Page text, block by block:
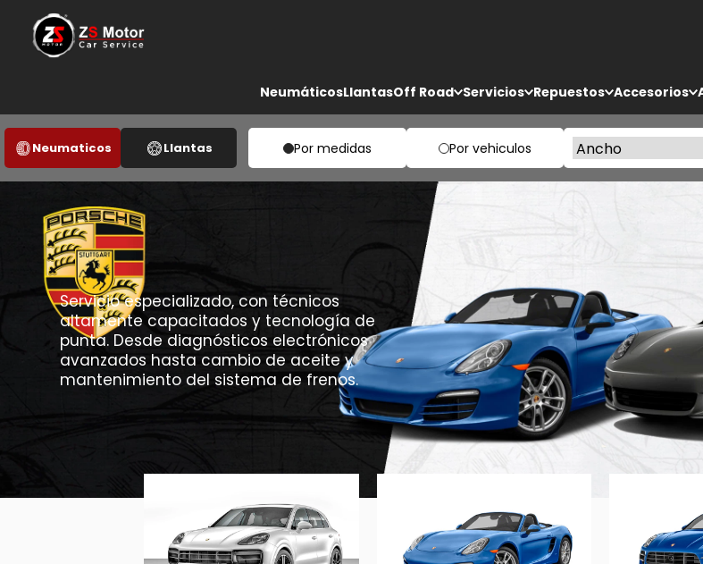
NeumáticosLlantasOff Road Servicios Repuestos Accesorios
Neumaticos Llantas Por medidas Por vehiculos
Servicio especializado, con técnicos
altamente capacitados y tecnología de
punta. Desde diagnósticos electrónicos
avanzados hasta cambio de aceite y
mantenimiento del sistema de frenos.
3.
225
235
285